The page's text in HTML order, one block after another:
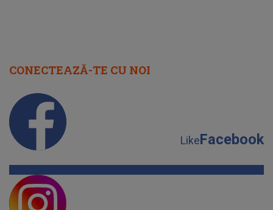
CONECTEAZĂ-TE CU NOI
LikeFacebook